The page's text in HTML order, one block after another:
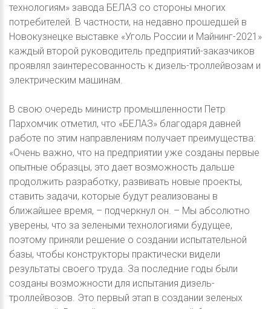
технологиям» завода БЕЛАЗ со стороны многих
потребителей. В частности, на недавно прошедшей в
Новокузнецке выставке «Уголь России и Майнинг-2021»
каждый второй руководитель предприятий-заказчиков
проявлял заинтересованность к дизель-троллейвозам и
электрическим машинам.
В свою очередь министр промышленности Петр
Пархомчик отметил, что «БЕЛАЗ» благодаря давней
работе по этим направлениям получает преимущества:
«Очень важно, что на предприятии уже созданы первые
опытные образцы, это дает возможность дальше
продолжить разработку, развивать новые проекты,
ставить задачи, которые будут реализованы в
ближайшее время, – подчеркнул он. – Мы абсолютно
уверены, что за зелеными технологиями будущее,
поэтому приняли решение о создании испытательной
базы, чтобы конструкторы практически видели
результаты своего труда. За последние годы были
созданы возможности для испытания дизель-
троллейвозов. Это первый этап в создании зеленых